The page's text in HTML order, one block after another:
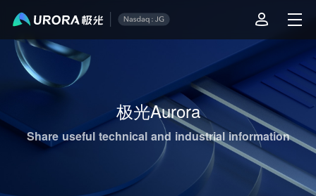
极光Aurora
Share useful technical and industrial information